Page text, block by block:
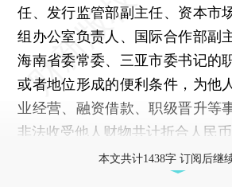
任、发行监管部副主任、资本市
组办公室负责人、国际合作部副
海南省委常委、三亚市委书记的
或者地位形成的便利条件，为他
业经营、融资借款、职级晋升等
非法收受他人财物共计折合人民币
本文共计1438字 订阅后继